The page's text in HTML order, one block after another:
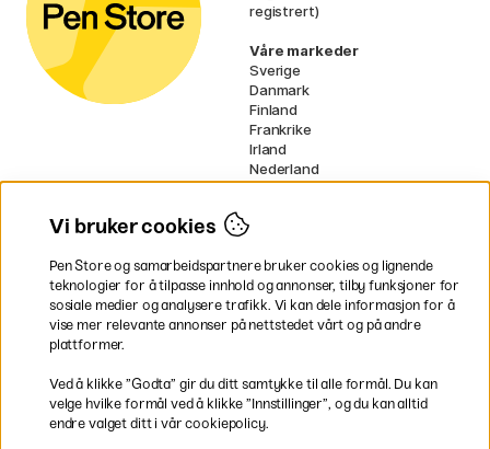
registrert)
Våre markeder
Sverige
Danmark
Finland
Frankrike
Irland
Nederland
Tyskland
* Spesifikkefraktvilkårgjelder for
voluminøse varer.
Vi bruker cookies
Pen Store og samarbeidspartnere bruker cookies og lignende
teknologier for å tilpasse innhold og annonser, tilby funksjoner for
sosiale medier og analysere trafikk. Vi kan dele informasjon for å
vise mer relevante annonser på nettstedet vårt og på andre
plattformer.
Ved å klikke ”Godta” gir du ditt samtykke til alle formål. Du kan
velge hvilke formål ved å klikke ”Innstillinger”, og du kan alltid
endre valget ditt i vår cookiepolicy.